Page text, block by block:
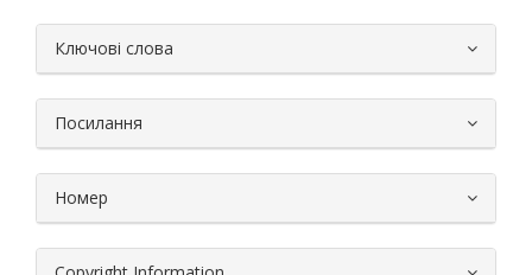
Ключові слова
Посилання
Номер